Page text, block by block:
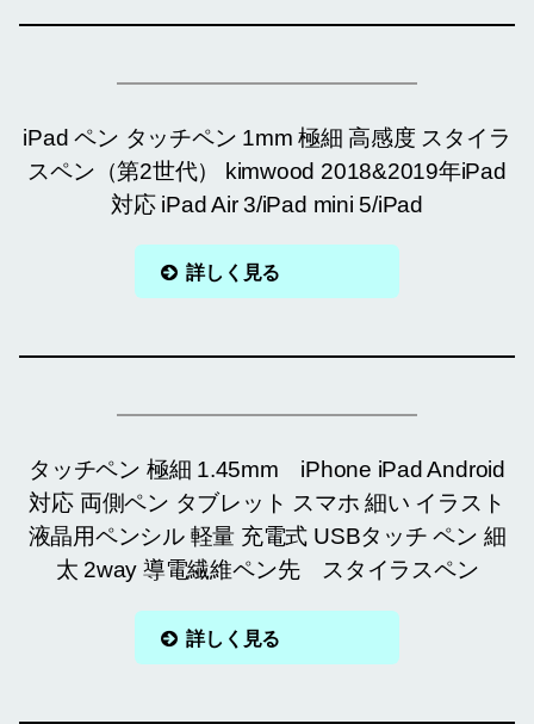
iPad ペン タッチペン 1mm 極細 高感度 スタイラ
スペン（第2世代） kimwood 2018&2019年iPad
対応 iPad Air 3/iPad mini 5/iPad
詳しく見る
タッチペン 極細 1.45mm iPhone iPad Android
対応 両側ペン タブレット スマホ 細い イラスト
液晶用ペンシル 軽量 充電式 USBタッチ ペン 細
太 2way 導電繊維ペン先 スタイラスペン
詳しく見る